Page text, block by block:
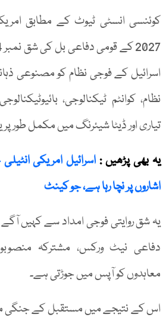
کوئنسی انسٹی ٹیوٹ کے مطابق
اسرائیل کے فوجی نظام کو مصنوعی
نظام، کوانٹم ٹیکنالوجی،
تیاری اور ڈیٹا شیئرنگ میں مکمل طور پر
یہ بھی پڑھیں : اسرائیل امریکی
اشاروں پر نچا رہا ہے، جو کینٹ
یہ شق روایتی فوجی امداد سے کہیں
دفاعی نیٹ ورکس، مشترکہ
معاہدوں کو آپس میں جوڑتی ہے۔
اس کے نتیجے میں مستقبل کے جنگی